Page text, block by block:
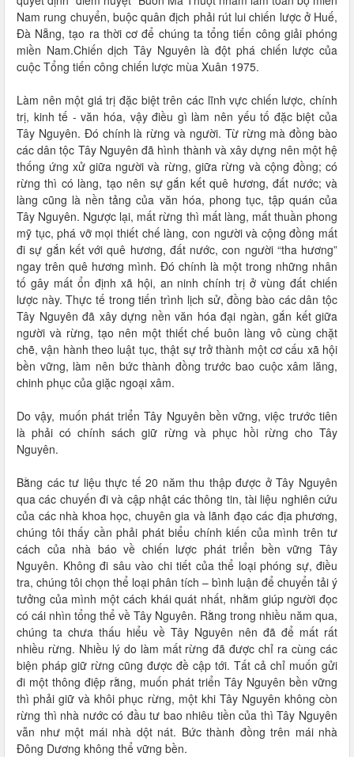
Nam rung chuyển, buộc quân địch phải rút lui chiến lược ở Huế,
Đà Nẵng, tạo ra thời cơ để chúng ta tổng tiến công giải phóng
miền Nam.Chiến dịch Tây Nguyên là đột phá chiến lược của
cuộc Tổng tiến công chiến lược mùa Xuân 1975.
Làm nên một giá trị đặc biệt trên các lĩnh vực chiến lược, chính
trị, kinh tế - văn hóa, vậy điều gì làm nên yếu tố đặc biệt của
Tây Nguyên. Đó chính là rừng và người. Từ rừng mà đồng bào
các dân tộc Tây Nguyên đã hình thành và xây dựng nên một hệ
thống ứng xử giữa người và rừng, giữa rừng và cộng đồng; có
rừng thì có làng, tạo nên sự gắn kết quê hương, đất nước; và
làng cũng là nền tảng của văn hóa, phong tục, tập quán của
Tây Nguyên. Ngược lại, mất rừng thì mất làng, mất thuần phong
mỹ tục, phá vỡ mọi thiết chế làng, con người và cộng đồng mất
đi sự gắn kết với quê hương, đất nước, con người “tha hương”
ngay trên quê hương mình. Đó chính là một trong những nhân
tố gây mất ổn định xã hội, an ninh chính trị ở vùng đất chiến
lược này. Thực tế trong tiến trình lịch sử, đồng bào các dân tộc
Tây Nguyên đã xây dựng nền văn hóa đại ngàn, gắn kết giữa
người và rừng, tạo nên một thiết chế buôn làng vô cùng chặt
chẽ, vận hành theo luật tục, thật sự trở thành một cơ cấu xã hội
bền vững, làm nên bức thành đồng trước bao cuộc xâm lăng,
chinh phục của giặc ngoại xâm.
Do vậy, muốn phát triển Tây Nguyên bền vững, việc trước tiên
là phải có chính sách giữ rừng và phục hồi rừng cho Tây
Nguyên.
Bằng các tư liệu thực tế 20 năm thu thập được ở Tây Nguyên
qua các chuyến đi và cập nhật các thông tin, tài liệu nghiên cứu
của các nhà khoa học, chuyên gia và lãnh đạo các địa phương,
chúng tôi thấy cần phải phát biểu chính kiến của mình trên tư
cách của nhà báo về chiến lược phát triển bền vững Tây
Nguyên. Không đi sâu vào chi tiết của thể loại phóng sự, điều
tra, chúng tôi chọn thể loại phân tích – bình luận để chuyển tải ý
tưởng của mình một cách khái quát nhất, nhằm giúp người đọc
có cái nhìn tổng thể về Tây Nguyên. Rằng trong nhiều năm qua,
chúng ta chưa thấu hiểu về Tây Nguyên nên đã để mất rất
nhiều rừng. Nhiều lý do làm mất rừng đã được chỉ ra cùng các
biện pháp giữ rừng cũng được đề cập tới. Tất cả chỉ muốn gửi
đi một thông điệp rằng, muốn phát triển Tây Nguyên bền vững
thì phải giữ và khôi phục rừng, một khi Tây Nguyên không còn
rừng thì nhà nước có đầu tư bao nhiêu tiền của thì Tây Nguyên
vẫn như một mái nhà dột nát. Bức thành đồng trên mái nhà
Đông Dương không thể vững bền.